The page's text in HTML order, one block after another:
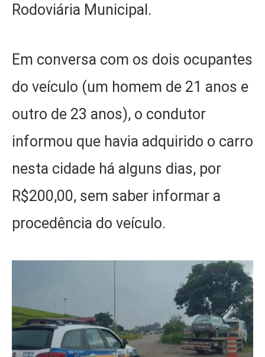
Rodoviária Municipal.
Em conversa com os dois ocupantes
do veículo (um homem de 21 anos e
outro de 23 anos), o condutor
informou que havia adquirido o carro
nesta cidade há alguns dias, por
R$200,00, sem saber informar a
procedência do veículo.